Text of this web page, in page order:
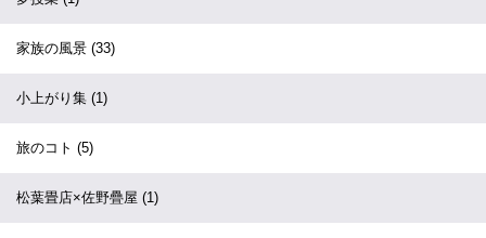
家族の風景 (33)
小上がり集 (1)
旅のコト (5)
松葉畳店×佐野疊屋 (1)